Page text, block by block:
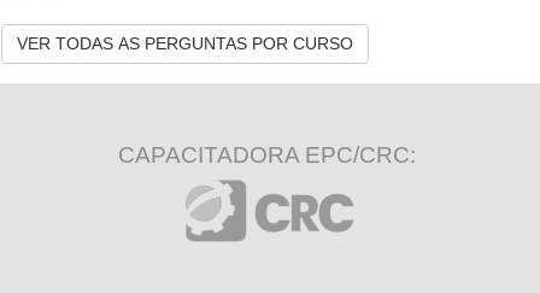
VER TODAS AS PERGUNTAS POR CURSO
CAPACITADORA EPC/CRC: